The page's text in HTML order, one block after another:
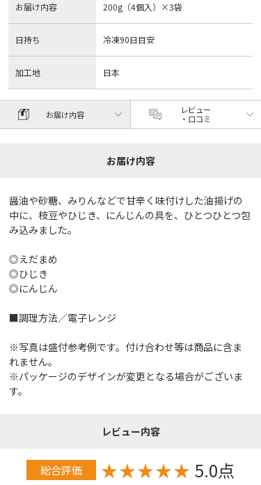
お届け内容 200g（4個入）×3袋
日持ち 冷凍90日目安
加工地 日本
お届け内容
レビュー
・口コミ
お届け内容
醤油や砂糖、みりんなどで甘辛く味付けした油揚げの
中に、枝豆やひじき、にんじんの具を、ひとつひとつ包
み込みました。
◎えだまめ
◎ひじき
◎にんじん
■調理方法／電子レンジ
※写真は盛付参考例です。付け合わせ等は商品に含ま
れません。
※パッケージのデザインが変更となる場合がございま
す。
レビュー内容
総合評価 ★★★★★ 5.0点